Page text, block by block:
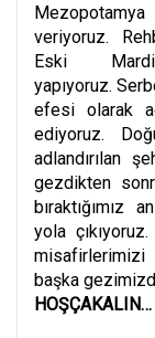
veriyoruz.
Eski
yapıyoruz.
efesi olarak
ediyoruz.
adlandırılan
gezdikten
bıraktığımız
yola
misafirlerimizi
başka
HOŞÇAKALIN…